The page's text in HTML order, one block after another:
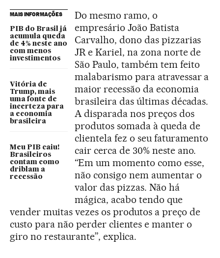
MAIS INFORMAÇÕES
PIB do Brasil já
acumula queda
de 4% neste ano
com menos
investimentos
Vitória de
Trump, mais
uma fonte de
incerteza para
a economia
brasileira
Meu PIB caiu!
Brasileiros
contam como
driblam a
recessão
Do mesmo ramo, o
empresário João Batista
Carvalho, dono das pizzarias
JR e Kariel, na zona norte de
São Paulo, também tem feito
malabarismo para atravessar a
maior recessão da economia
brasileira das últimas décadas.
A disparada nos preços dos
produtos somada à queda de
clientela fez o seu faturamento
cair cerca de 30% neste ano.
“Em um momento como esse,
não consigo nem aumentar o
valor das pizzas. Não há
mágica, acabo tendo que
vender muitas vezes os produtos a preço de
custo para não perder clientes e manter o
giro no restaurante”, explica.